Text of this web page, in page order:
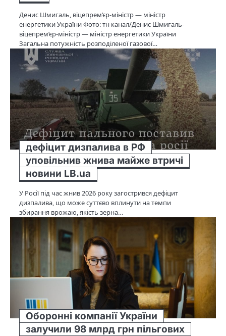
Денис Шмигаль, віцепрем’єр-міністр — міністр
енергетики України Фото: тн канал/Денис Шмигаль-
віцепрем’єр-міністр — міністр енергетики України
Загальна потужність розподіленої газової…
дефіцит дизпалива в РФ
уповільнив жнива майже втричі
новини LB.ua
У Росії під час жнив 2026 року загострився дефіцит
дизпалива, що може суттєво вплинути на темпи
збирання врожаю, якість зерна…
Оборонні компанії України
залучили 98 млрд грн пільгових